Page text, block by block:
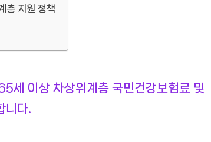
층 지원 정책
세 이상 차상위계층 국민건강보험료 및
니다.